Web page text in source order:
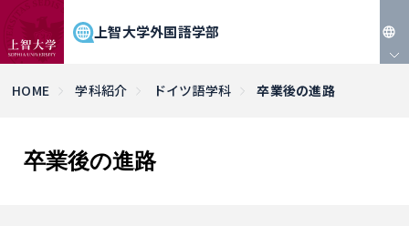
上智大学外国語学部
HOME 学科紹介 ドイツ語学科 卒業後の進路
卒業後の進路